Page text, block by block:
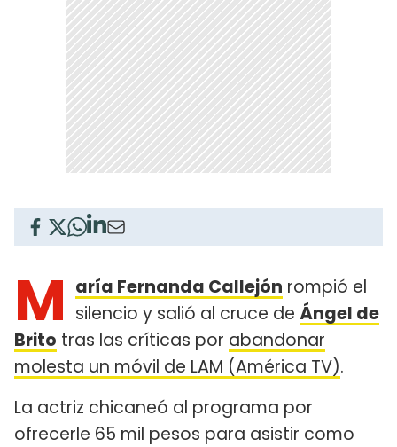
M aría Fernanda Callejón rompió el
silencio y salió al cruce de Ángel de
Brito tras las críticas por abandonar
molesta un móvil de LAM (América TV).
La actriz chicaneó al programa por
ofrecerle 65 mil pesos para asistir como